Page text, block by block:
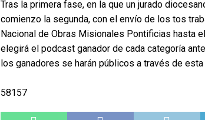
Tras la primera fase, en la que un jurado
comienzo la segunda, con el envío de los tos
Nacional de Obras Misionales Pontificias hasta
elegirá el podcast ganador de cada categoría
los ganadores se harán públicos a través de
58157